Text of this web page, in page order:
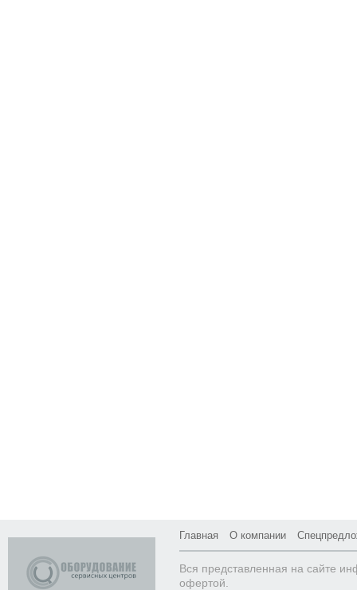
Главная О компании
Вся представленная на сайте
офертой.